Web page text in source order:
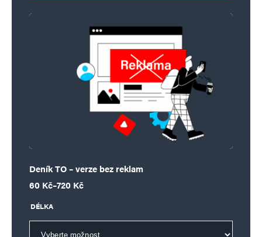
Deník TO – verze bez reklam
60 Kč–720 Kč
Rozpětí cen: 60 Kč až 720 Kč
DÉLKA